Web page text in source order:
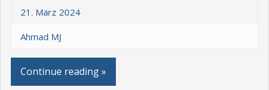
21. März 2024
Ahmad MJ
Continue reading »